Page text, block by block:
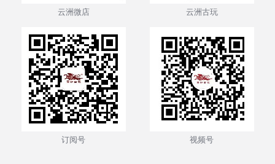
云洲微店 云洲古玩
订阅号 视频号